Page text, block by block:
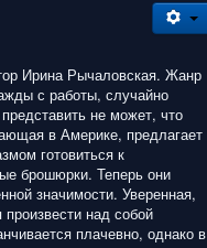
Ирина Рычаловская. Жанр
с работы, случайно
не может, что
в Америке, предлагает
готовиться к
брошюрки. Теперь они
значимости. Уверенная,
над собой
плачевно, однако в